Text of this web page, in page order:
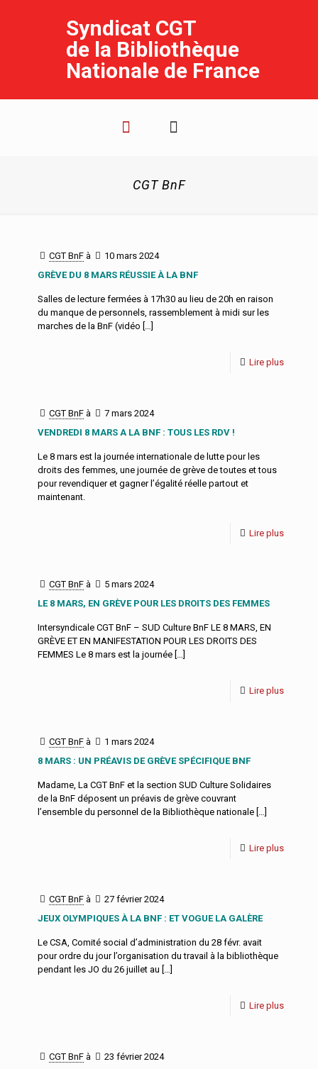
Syndicat CGT
de la Bibliothèque
Nationale de France
CGT BnF
CGT BnF à
10 mars 2024
GRÈVE DU 8 MARS RÉUSSIE À LA BNF
Salles de lecture fermées à 17h30 au lieu de 20h en raison
du manque de personnels, rassemblement à midi sur les
marches de la BnF (vidéo […]
Lire plus
CGT BnF à
7 mars 2024
VENDREDI 8 MARS A LA BNF : TOUS LES RDV !
Le 8 mars est la journée internationale de lutte pour les
droits des femmes, une journée de grève de toutes et tous
pour revendiquer et gagner l’égalité réelle partout et
maintenant.
Lire plus
CGT BnF à
5 mars 2024
LE 8 MARS, EN GRÈVE POUR LES DROITS DES FEMMES
Intersyndicale CGT BnF – SUD Culture BnF LE 8 MARS, EN
GRÈVE ET EN MANIFESTATION POUR LES DROITS DES
FEMMES Le 8 mars est la journée […]
Lire plus
CGT BnF à
1 mars 2024
8 MARS : UN PRÉAVIS DE GRÈVE SPÉCIFIQUE BNF
Madame, La CGT BnF et la section SUD Culture Solidaires
de la BnF déposent un préavis de grève couvrant
l’ensemble du personnel de la Bibliothèque nationale […]
Lire plus
CGT BnF à
27 février 2024
JEUX OLYMPIQUES À LA BNF : ET VOGUE LA GALÈRE
Le CSA, Comité social d’administration du 28 févr. avait
pour ordre du jour l’organisation du travail à la bibliothèque
pendant les JO du 26 juillet au […]
Lire plus
CGT BnF à
23 février 2024